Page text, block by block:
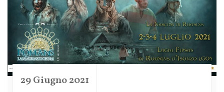
29 Giugno 2021